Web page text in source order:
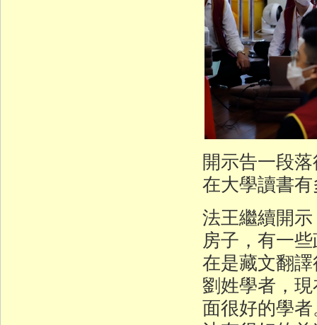
開示告一段
在大學讀書
法王繼續開
房子，有一
在是藏文翻
劉姓學者，
面很好的學